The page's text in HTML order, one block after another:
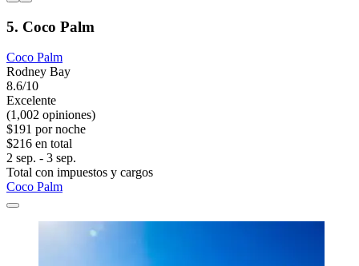
5. Coco Palm
Coco Palm
Rodney Bay
8.6/10
Excelente
(1,002 opiniones)
$191 por noche
$216 en total
2 sep. - 3 sep.
Total con impuestos y cargos
Coco Palm